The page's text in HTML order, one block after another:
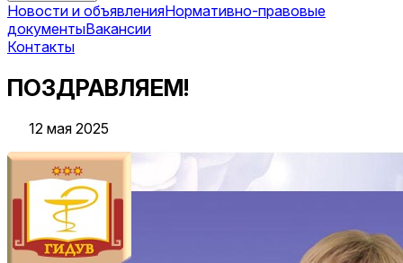
Новости и объявленияНормативно-правовые
документыВакансии
Контакты
ПОЗДРАВЛЯЕМ!
12 мая 2025